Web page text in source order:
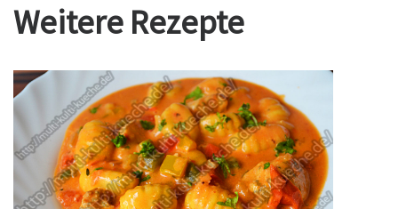
Weitere Rezepte